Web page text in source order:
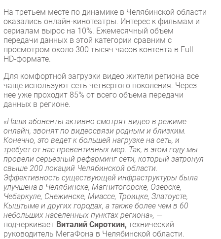
РАЗДЕЛЫ
Новости
Аналитика
Мероприятия
Проекты
IT класс
Тестовый стенд
Каталог компаний
На третьем месте по динамике в Челябинской области
оказались онлайн-кинотеатры. Интерес к фильмам и
сериалам вырос на 10%. Ежемесячный объем
передачи данных в этой категории сравним с
просмотром около 300 тысяч часов контента в Full
HD-формате.
Для комфортной загрузки видео жители региона все
чаще используют сеть четвертого поколения. Через
нее уже проходит 85% от всего объема передачи
данных в регионе.
«Наши абоненты активно смотрят видео в режиме
онлайн, звонят по видеосвязи родным и близким.
Конечно, это ведет к большей нагрузке на сеть, и
требует от нас превентивных мер. Так, в этом году мы
провели серьезный рефарминг сети, который затронул
свыше 200 локаций Челябинской области.
Эффективность существующей инфраструктуры была
улучшена в Челябинске, Магнитогорске, Озерске,
Чебаркуле, Снежинске, Миассе, Троицке, Златоусте,
Кыштыме и других городах, а также более чем в 60
небольших населенных пунктах региона», —
подчеркивает Виталий Сироткин, технический
руководитель МегаФона в Челябинской области.